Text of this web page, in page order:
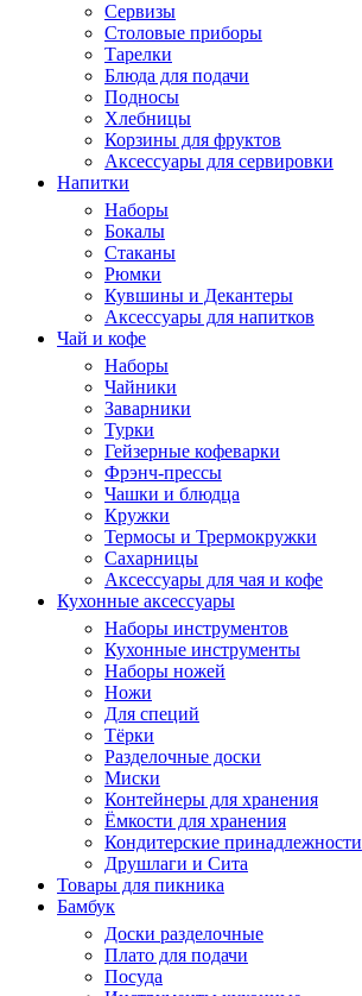
Сервизы
Столовые приборы
Тарелки
Блюда для подачи
Подносы
Хлебницы
Корзины для фруктов
Аксессуары для сервировки
Напитки
Наборы
Бокалы
Стаканы
Рюмки
Кувшины и Декантеры
Аксессуары для напитков
Чай и кофе
Наборы
Чайники
Заварники
Турки
Гейзерные кофеварки
Фрэнч-прессы
Чашки и блюдца
Кружки
Термосы и Трермокружки
Сахарницы
Аксессуары для чая и кофе
Кухонные аксессуары
Наборы инструментов
Кухонные инструменты
Наборы ножей
Ножи
Для специй
Тёрки
Разделочные доски
Миски
Контейнеры для хранения
Ёмкости для хранения
Кондитерские принадлежности
Друшлаги и Сита
Товары для пикника
Бамбук
Доски разделочные
Плато для подачи
Посуда